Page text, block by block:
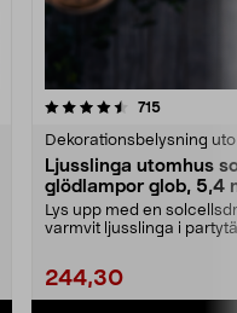
715
Dekorationsbelysning
Ljusslinga utomhus
glödlampor glob, 5,4
Lys upp med en
varmvit ljusslinga i
244,30
4.5 av 5 stjärnor